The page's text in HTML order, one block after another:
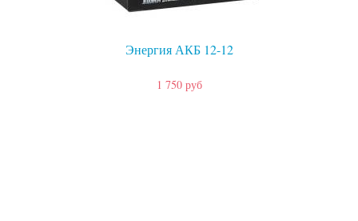
Энергия АКБ 12-12
1 750 руб